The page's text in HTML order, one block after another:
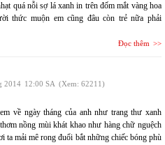
quá nỗi sợ lá xanh in trên đốm mắt vàng hoa
thức muộn em cũng đâu còn trẻ nữa phải
Đọc thêm
2014 12:00 SA (Xem: 62211)
về ngày tháng của anh như trang thư xanh
nồng mùi khát khao như hàng chữ nguệch
ta mải mê rong đuổi bắt những chiếc bóng phù